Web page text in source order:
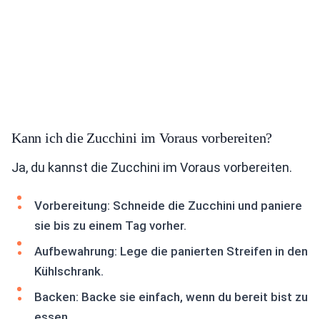
Kann ich die Zucchini im Voraus vorbereiten?
Ja, du kannst die Zucchini im Voraus vorbereiten.
Vorbereitung: Schneide die Zucchini und paniere
sie bis zu einem Tag vorher.
Aufbewahrung: Lege die panierten Streifen in den
Kühlschrank.
Backen: Backe sie einfach, wenn du bereit bist zu